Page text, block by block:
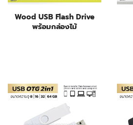
Wood USB Flash Drive
พร้อมกล่องไม้